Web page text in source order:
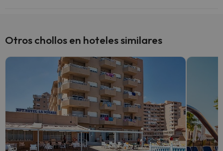
Otros chollos en hoteles similares